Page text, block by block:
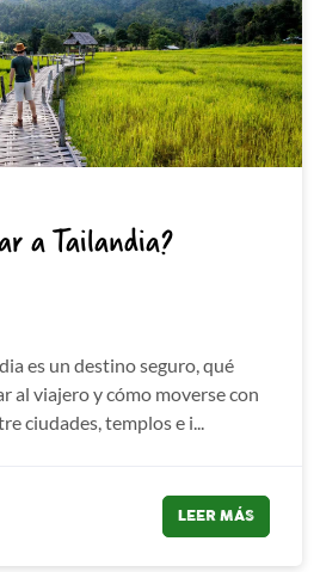
a Tailandia?
es un destino seguro, qué
al viajero y cómo moverse con
ciudades, templos e i...
LEER MÁS